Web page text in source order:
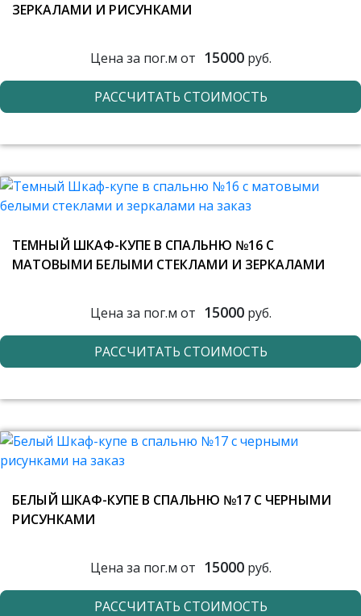
ЗЕРКАЛАМИ И РИСУНКАМИ
Цена за пог.м от 15000руб.
РАССЧИТАТЬ СТОИМОСТЬ
ТЕМНЫЙ ШКАФ-КУПЕ В СПАЛЬНЮ №16 С
МАТОВЫМИ БЕЛЫМИ СТЕКЛАМИ И ЗЕРКАЛАМИ
Цена за пог.м от 15000руб.
РАССЧИТАТЬ СТОИМОСТЬ
БЕЛЫЙ ШКАФ-КУПЕ В СПАЛЬНЮ №17 С ЧЕРНЫМИ
РИСУНКАМИ
Цена за пог.м от 15000руб.
РАССЧИТАТЬ СТОИМОСТЬ